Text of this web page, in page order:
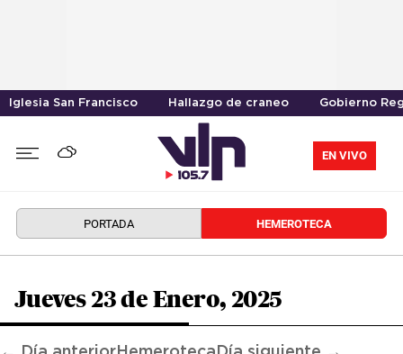
Iglesia San Francisco Hallazgo de craneo Gobierno
EN VIVO
PORTADA HEMEROTECA
Jueves 23 de Enero, 2025